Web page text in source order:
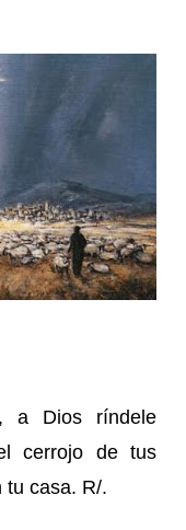
a Dios ríndele
cerrojo de tus
tu casa. R/.